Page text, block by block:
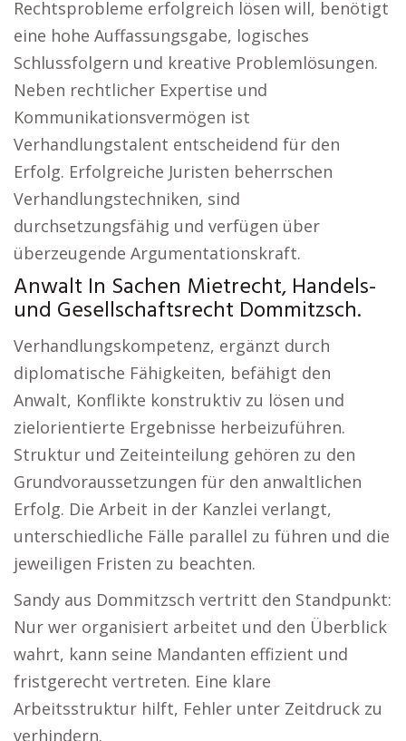
Rechtsprobleme erfolgreich lösen will, benötigt
eine hohe Auffassungsgabe, logisches
Schlussfolgern und kreative Problemlösungen.
Neben rechtlicher Expertise und
Kommunikationsvermögen ist
Verhandlungstalent entscheidend für den
Erfolg. Erfolgreiche Juristen beherrschen
Verhandlungstechniken, sind
durchsetzungsfähig und verfügen über
überzeugende Argumentationskraft.
Anwalt In Sachen Mietrecht, Handels-
und Gesellschaftsrecht Dommitzsch.
Verhandlungskompetenz, ergänzt durch
diplomatische Fähigkeiten, befähigt den
Anwalt, Konflikte konstruktiv zu lösen und
zielorientierte Ergebnisse herbeizuführen.
Struktur und Zeiteinteilung gehören zu den
Grundvoraussetzungen für den anwaltlichen
Erfolg. Die Arbeit in der Kanzlei verlangt,
unterschiedliche Fälle parallel zu führen und die
jeweiligen Fristen zu beachten.
Sandy aus Dommitzsch vertritt den Standpunkt:
Nur wer organisiert arbeitet und den Überblick
wahrt, kann seine Mandanten effizient und
fristgerecht vertreten. Eine klare
Arbeitsstruktur hilft, Fehler unter Zeitdruck zu
verhindern.